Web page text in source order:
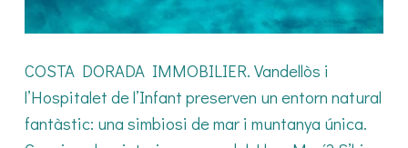
COSTA DORADA IMMOBILIER. Vandellòs i
l’Hospitalet de l’Infant preserven un entorn natural
fantàstic: una simbiosi de mar i muntanya única.